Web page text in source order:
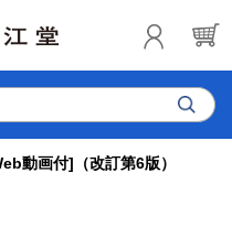
動画付]（改訂第6版）